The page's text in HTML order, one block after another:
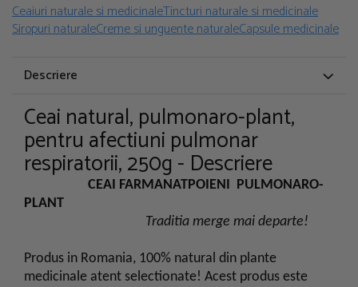
Ceaiuri naturale si medicinaleTincturi naturale si medicinale
Siropuri naturaleCreme si unguente naturaleCapsule medicinale
Descriere
Ceai natural, pulmonaro-plant,
pentru afectiuni pulmonar
respiratorii, 250g - Descriere
CEAI FARMANATPOIENI PULMONARO-
PLANT
Traditia merge mai departe!
Produs in Romania, 100% natural din plante
medicinale atent selectionate! Acest produs este